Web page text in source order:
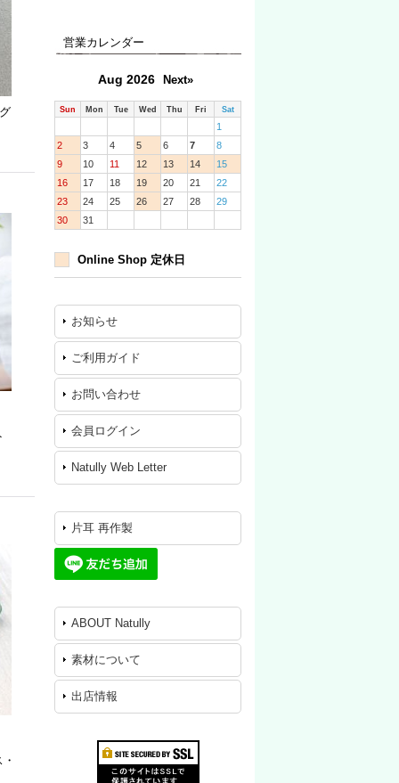
営業カレンダー
Aug 2026 Next»
Sun Mon Tue Wed Thu Fri Sat
1
2
3 4 5 6 7
8
9
10 11 12 13 14
15
16
17 18 19 20 21
22
23
24 25 26 27 28
29
30
31
Online Shop 定休日
お知らせ
ご利用ガイド
お問い合わせ
会員ログイン
Natully Web Letter
片耳 再作製
ABOUT Natully
素材について
出店情報